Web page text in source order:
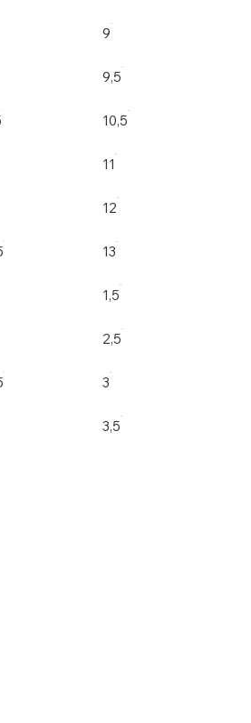
9
9,5
10,5
11
12
13
1,5
2,5
3
3,5